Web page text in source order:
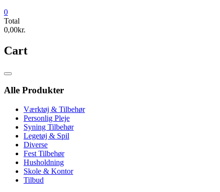
0
Total
0,00kr.
Cart
Catalog
Alle Produkter
Værktøj & Tilbehør
Personlig Pleje
Syning Tilbehør
Legetøj & Spil
Diverse
Fest Tilbehør
Husholdning
Skole & Kontor
Tilbud